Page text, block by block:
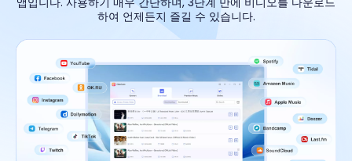
하여 언제든지 즐길 수 있습니다.